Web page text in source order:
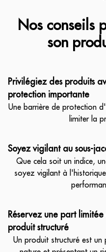
Nos conseils
son
Privilégiez des produits
protection importante
Une barrière de protection
limiter la
Soyez vigilant au sous-
Que cela soit un indice,
soyez vigilant à
Réservez une part
produit structuré
Un produit structuré est